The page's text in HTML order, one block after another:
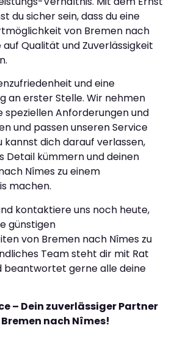
du sicher sein, dass du eine
von Bremen nach
Qualität und Zuverlässigkeit
und eine
an erster Stelle. Wir nehmen
speziellen Anforderungen und
und passen unseren Service
kannst dich darauf verlassen,
Detail kümmern und deinen
Nîmes zu einem
machen.
kontaktiere uns noch heute,
günstigen
von Bremen nach Nîmes zu
Team steht dir mit Rat
beantwortet gerne alle deine
– Dein zuverlässiger Partner
nach Nîmes!